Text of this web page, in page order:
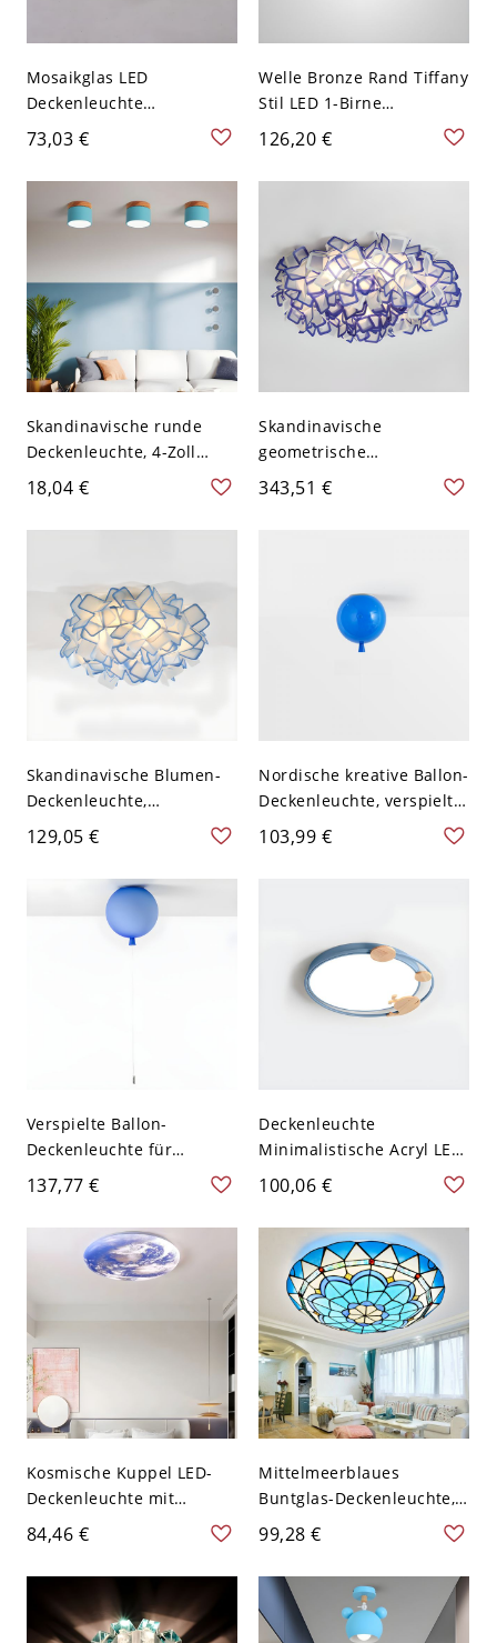
Mosaikglas LED
Deckenleuchte
Mediterraner Beiger
Kuppel-Deckenleuchte -
110V-120V 30,48 cm
Weißlicht
73,03 €
Welle Bronze Rand Tiffany
Stil LED 1-Birne
Deckenlampe Schale
Blaues Glas
Deckenleuchte - Bronze
Weißlicht
126,20 €
Skandinavische runde
Deckenleuchte, 4-Zoll
Mini-Aufputzleuchte mit
Holz-Akzent für den Flur -
110V-120V Blau
18,04 €
Skandinavische
geometrische
Deckenleuchte,
mehrlagiger Blütenblatt-
343,51 €
Skandinavische Blumen-
Deckenleuchte,
Künstlerische
Geometrische
Blütenschirm für
Schlafzimmer - Blau 110V-
120V 53,34 cm Weißlicht
129,05 €
Nordische kreative Ballon-
Deckenleuchte, verspielte
Kinderzimmerlampe mit
Zugschalter - Blau 110V-
103,99 €
Verspielte Ballon-
Deckenleuchte für
Kinderzimmer und
Kinderkrippe aus Glas -
110V-120V 20,32 cm Blau
137,77 €
Deckenleuchte
Minimalistische Acryl LED-
Deckenleuchte für
Kinderzimmer - Blau
110V-120V Wal
100,06 €
Kosmische Kuppel LED-
Deckenleuchte mit
hochauflösendem
Planetenmotiv - 110V-120V
40,64 cm Weißlicht
84,46 €
Mittelmeerblaues
Buntglas-Deckenleuchte,
Tiffany-Stil-Deckenlampe -
110V-120V 30,48 cm
Weißlicht
99,28 €